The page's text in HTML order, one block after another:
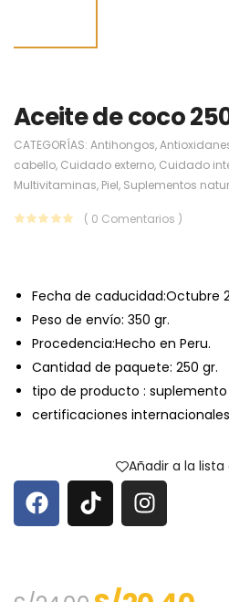
Aceite de coco
CATEGORÍAS: Antihongos,
cabello, Cuidado externo, Cuidado
Multivitaminas, Piel, Suplementos
( 0 Comentarios )
Fecha de caducidad:Octubre
Peso de envío: 350 gr.
Procedencia:Hecho en Peru.
Cantidad de paquete: 250 gr.
tipo de producto :
certificaciones
Añadir a la lista